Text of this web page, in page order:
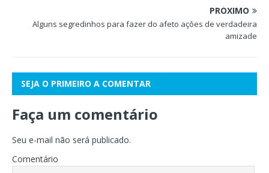
PRÓXIMO
Alguns segredinhos para fazer do afeto ações de verdadeira
amizade
SEJA O PRIMEIRO A COMENTAR
Faça um comentário
Seu e-mail não será publicado.
Comentário